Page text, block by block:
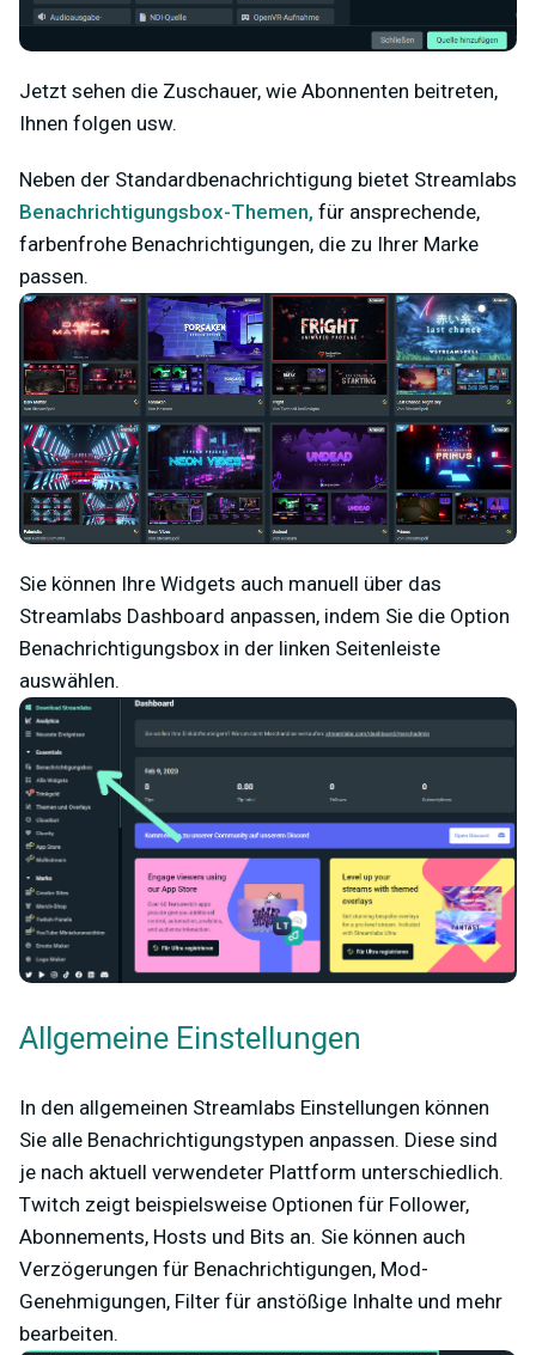
Jetzt sehen die Zuschauer, wie Abonnenten beitreten,
Ihnen folgen usw.
Neben der Standardbenachrichtigung bietet Streamlabs
Benachrichtigungsbox-Themen, für ansprechende,
farbenfrohe Benachrichtigungen, die zu Ihrer Marke
passen.
Sie können Ihre Widgets auch manuell über das
Streamlabs Dashboard anpassen, indem Sie die Option
Benachrichtigungsbox in der linken Seitenleiste
auswählen.
Allgemeine Einstellungen
In den allgemeinen Streamlabs Einstellungen können
Sie alle Benachrichtigungstypen anpassen. Diese sind
je nach aktuell verwendeter Plattform unterschiedlich.
Twitch zeigt beispielsweise Optionen für Follower,
Abonnements, Hosts und Bits an. Sie können auch
Verzögerungen für Benachrichtigungen, Mod-
Genehmigungen, Filter für anstößige Inhalte und mehr
bearbeiten.